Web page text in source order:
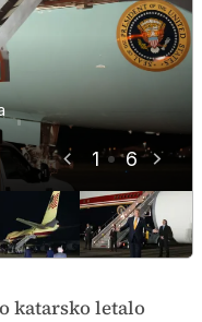
1 6
katarsko letalo